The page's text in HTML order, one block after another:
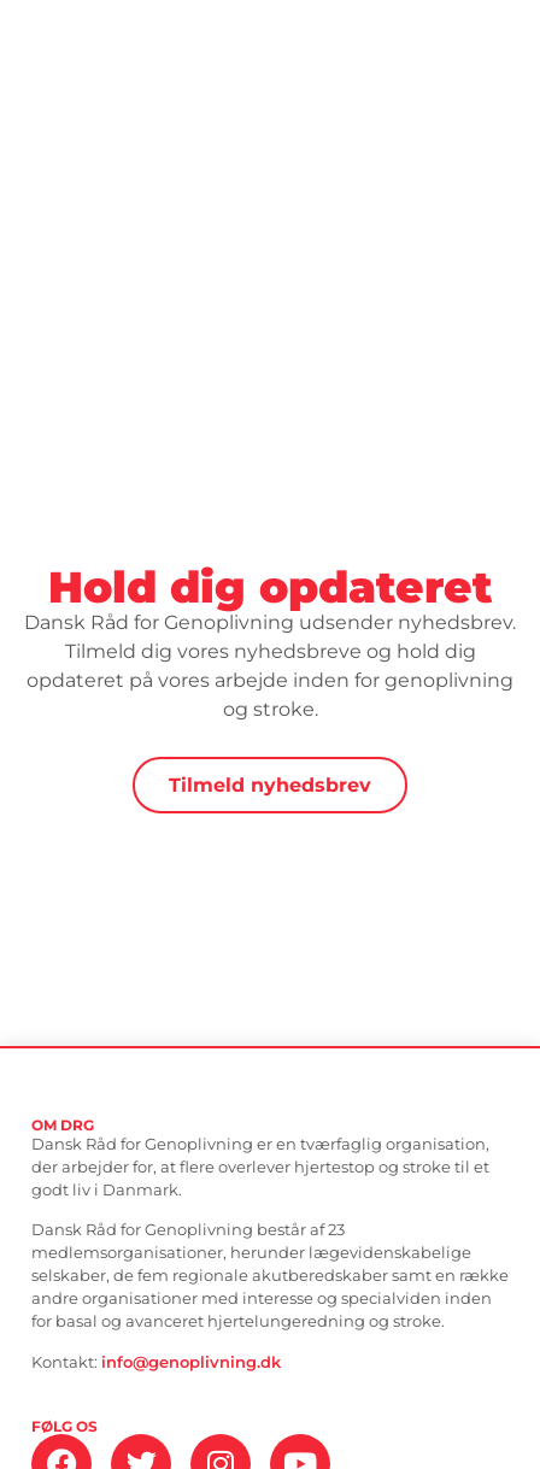
Hold dig opdateret
Dansk Råd for Genoplivning udsender nyhedsbrev.
Tilmeld dig vores nyhedsbreve og hold dig
opdateret på vores arbejde inden for genoplivning
og stroke.
Tilmeld nyhedsbrev
OM DRG
Dansk Råd for Genoplivning er en tværfaglig organisation,
der arbejder for, at flere overlever hjertestop og stroke til et
godt liv i Danmark.
Dansk Råd for Genoplivning består af 23
medlemsorganisationer, herunder lægevidenskabelige
selskaber, de fem regionale akutberedskaber samt en række
andre organisationer med interesse og specialviden inden
for basal og avanceret hjertelungeredning og stroke.
Kontakt: info@genoplivning.dk
FØLG OS